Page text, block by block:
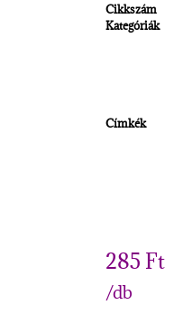
Cikkszám
Kategóriák
Címkék
285 Ft
/db